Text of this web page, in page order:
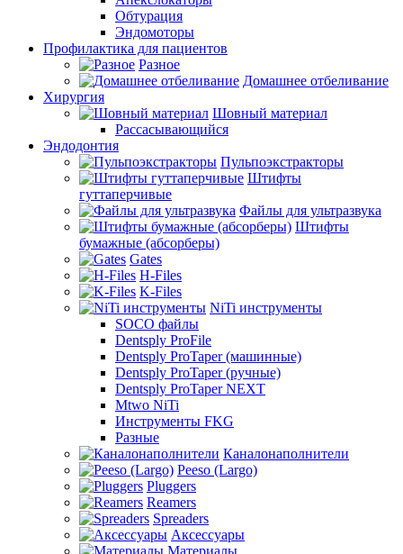
Обтурация
Эндомоторы
Профилактика для пациентов
Разное
Домашнее отбеливание
Хирургия
Шовный материал
Рассасывающийся
Эндодонтия
Пульпоэкстракторы
Штифты
гуттаперчивые
Файлы для ультразвука
Штифты
бумажные (абсорберы)
Gates
H-Files
K-Files
NiTi инструменты
SOCO файлы
Dentsply ProFile
Dentsply ProTaper (машинные)
Dentsply ProTaper (ручные)
Dentsply ProTaper NEXT
Mtwo NiTi
Инструменты FKG
Разные
Каналонаполнители
Peeso (Largo)
Pluggers
Reamers
Spreaders
Аксессуары
Материалы